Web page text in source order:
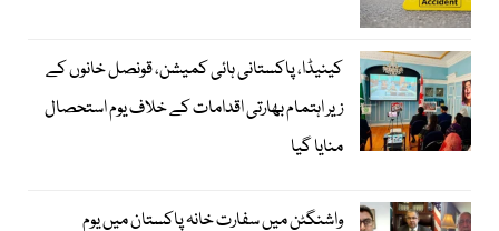
کینیڈا، پاکستانی ہائی کمیشن، قونصل خانوں کے
زیر اہتمام بھارتی اقدامات کے خلاف یوم استحصال
منایا گیا
واشنگٹن میں سفارت خانہ پاکستان میں یوم